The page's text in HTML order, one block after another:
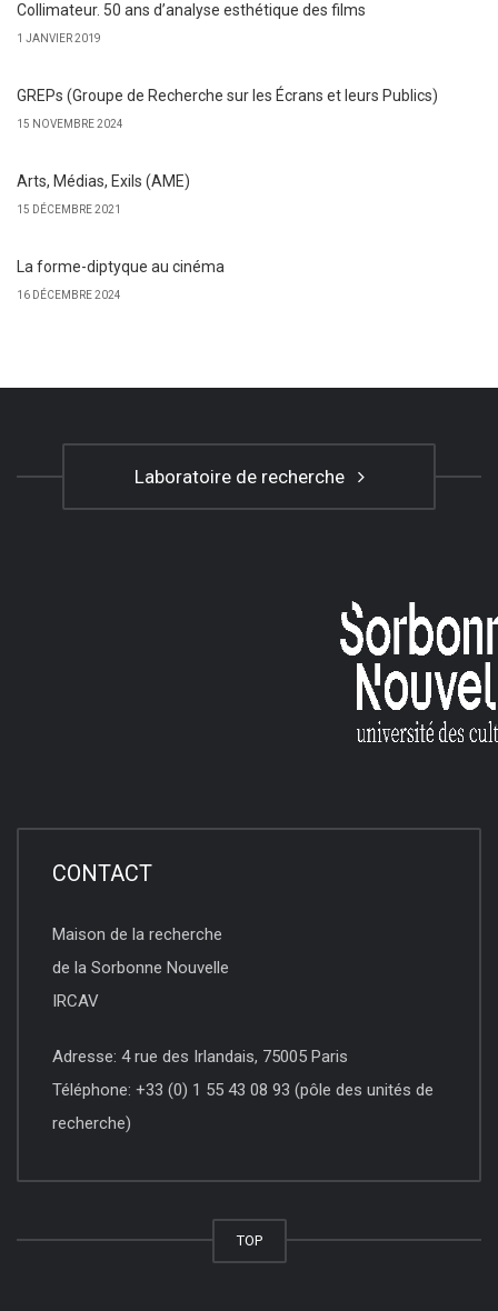
Collimateur. 50 ans d’analyse esthétique des films
1 JANVIER 2019
GREPs (Groupe de Recherche sur les Écrans et leurs Publics)
15 NOVEMBRE 2024
Arts, Médias, Exils (AME)
15 DÉCEMBRE 2021
La forme-diptyque au cinéma
16 DÉCEMBRE 2024
Laboratoire de recherche
CONTACT
Maison de la recherche
de la Sorbonne Nouvelle
IRCAV
Adresse: 4 rue des Irlandais, 75005 Paris
Téléphone: +33 (0) 1 55 43 08 93 (pôle des unités de
recherche)
TOP